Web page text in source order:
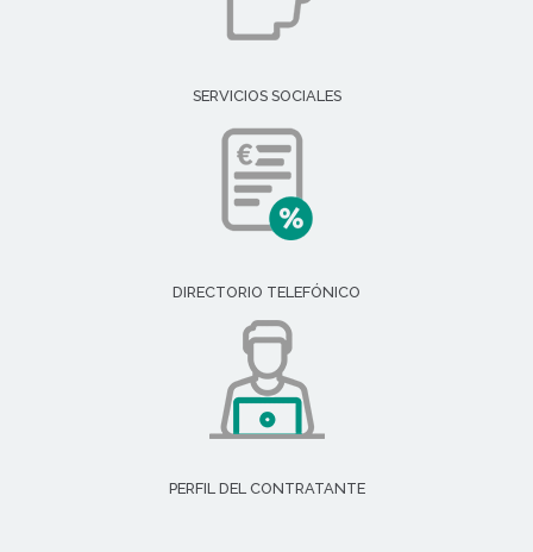
SERVICIOS SOCIALES
DIRECTORIO TELEFÓNICO
PERFIL DEL CONTRATANTE